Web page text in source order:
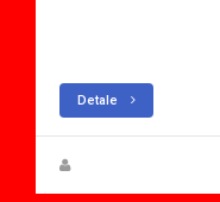
Detale